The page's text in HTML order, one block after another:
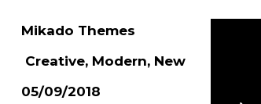
Mikado Themes
Creative Modern New
05/09/2018